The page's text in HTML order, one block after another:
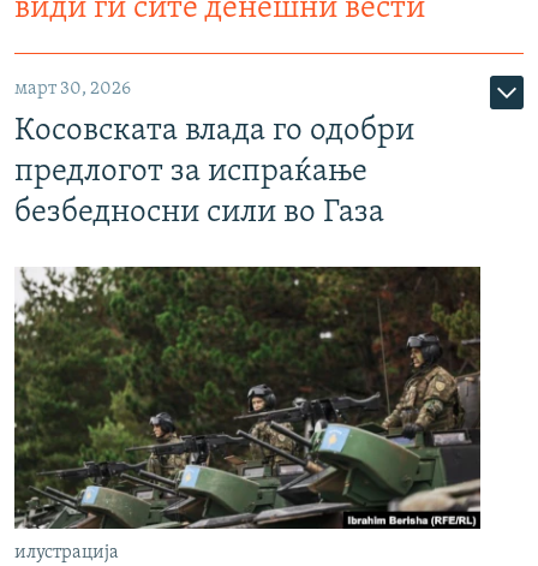
види ги сите денешни вести
март 30, 2026
Косовската влада го одобри
предлогот за испраќање
безбедносни сили во Газа
илустрација